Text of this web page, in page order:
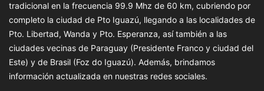
tradicional en la frecuencia 99.9 Mhz de 60 km, cubriendo por
completo la ciudad de Pto Iguazú, llegando a las localidades de
Pto. Libertad, Wanda y Pto. Esperanza, así también a las
ciudades vecinas de Paraguay (Presidente Franco y ciudad del
Este) y de Brasil (Foz do Iguazú). Además, brindamos
información actualizada en nuestras redes sociales.